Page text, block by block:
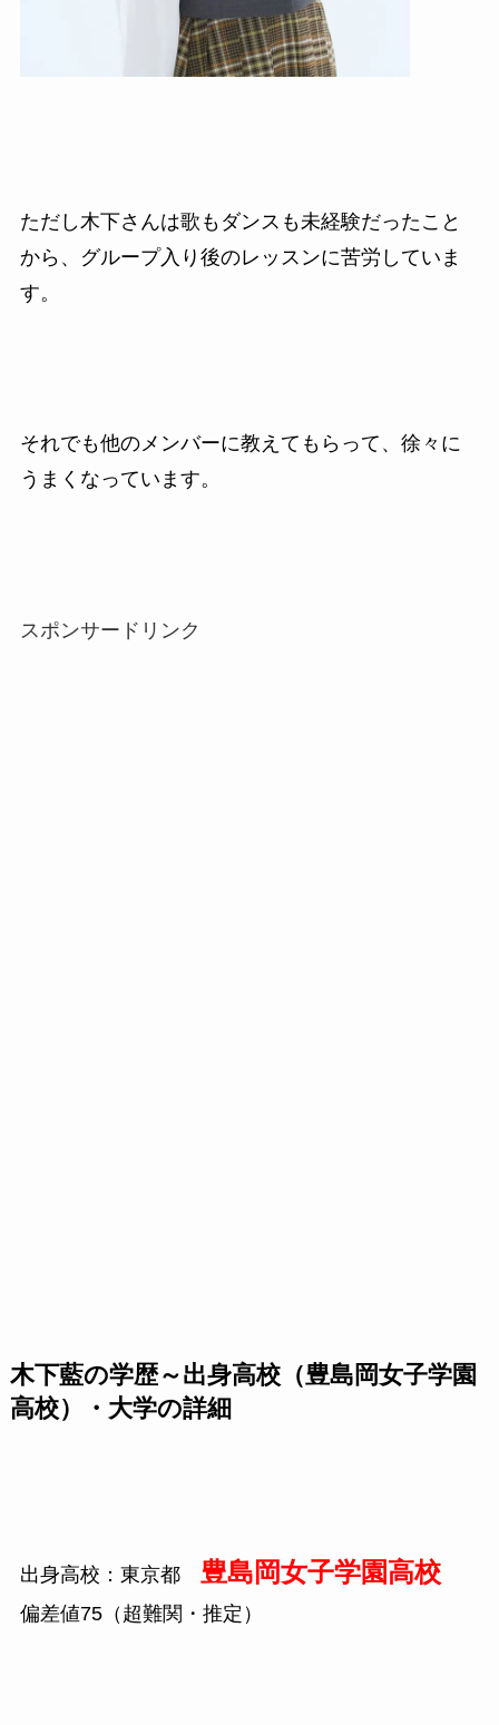
ただし木下さんは歌もダンスも未経験だったこと
から、グループ入り後のレッスンに苦労していま
す。
それでも他のメンバーに教えてもらって、徐々に
うまくなっています。
スポンサードリンク
木下藍の学歴～出身高校（豊島岡女子学園
高校）・大学の詳細
出身高校：東京都 豊島岡女子学園高校
偏差値75（超難関・推定）